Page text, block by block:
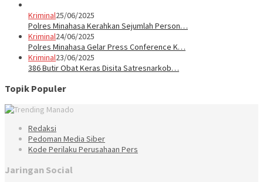
Kriminal25/06/2025
Polres Minahasa Kerahkan Sejumlah Person…
Kriminal24/06/2025
Polres Minahasa Gelar Press Conference K…
Kriminal23/06/2025
386 Butir Obat Keras Disita Satresnarkob…
Topik Populer
Redaksi
Pedoman Media Siber
Kode Perilaku Perusahaan Pers
Jaringan Social